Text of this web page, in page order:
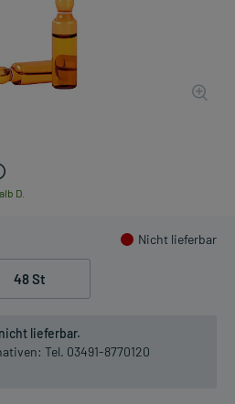
D.
Nicht lieferbar
48 St
lieferbar.
Tel. 03491-8770120